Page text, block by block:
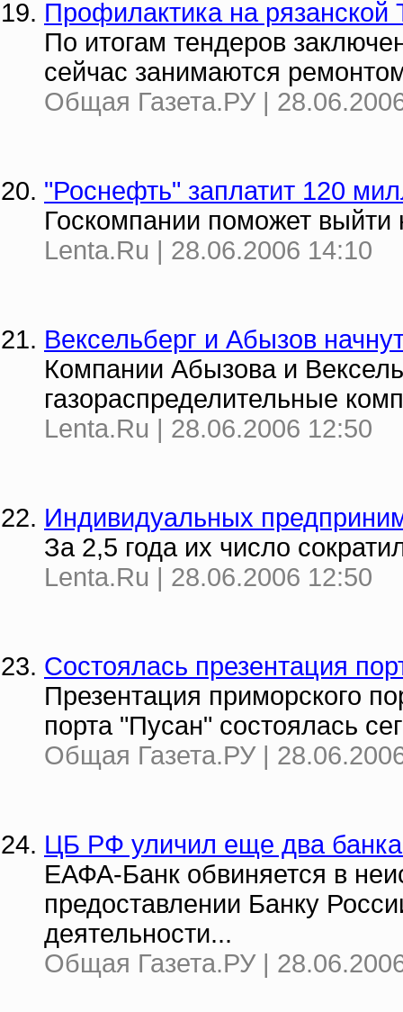
Профилактика на
По итогам тендеров
сейчас занимаются
Общая Газета.РУ |
"Роснефть" заплатит 120
Госкомпании поможет выйти
Lenta.Ru | 28.06.2006 14:10
Вексельберг и Абызов
Компании Абызова и
газораспределительные
Lenta.Ru | 28.06.2006 12:50
Индивидуальных
За 2,5 года их число
Lenta.Ru | 28.06.2006 12:50
Состоялась презентация
Презентация приморского
порта "Пусан" состоялась
Общая Газета.РУ |
ЦБ РФ уличил еще два
ЕАФА-Банк обвиняется в
предоставлении Банку
деятельности...
Общая Газета.РУ |